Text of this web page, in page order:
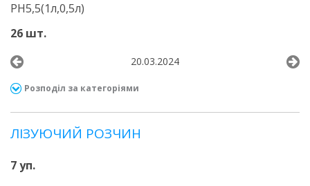
РН5,5(1л,0,5л)
26 шт.
20.03.2024
Розподіл за категоріями
ЛІЗУЮЧИЙ РОЗЧИН
7 уп.